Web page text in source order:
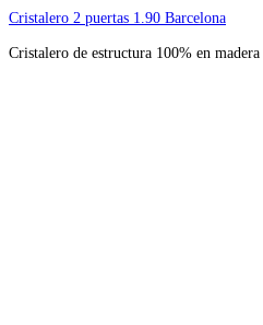
Cristalero 2 puertas 1.90 Barcelona
Cristalero de estructura 100% en